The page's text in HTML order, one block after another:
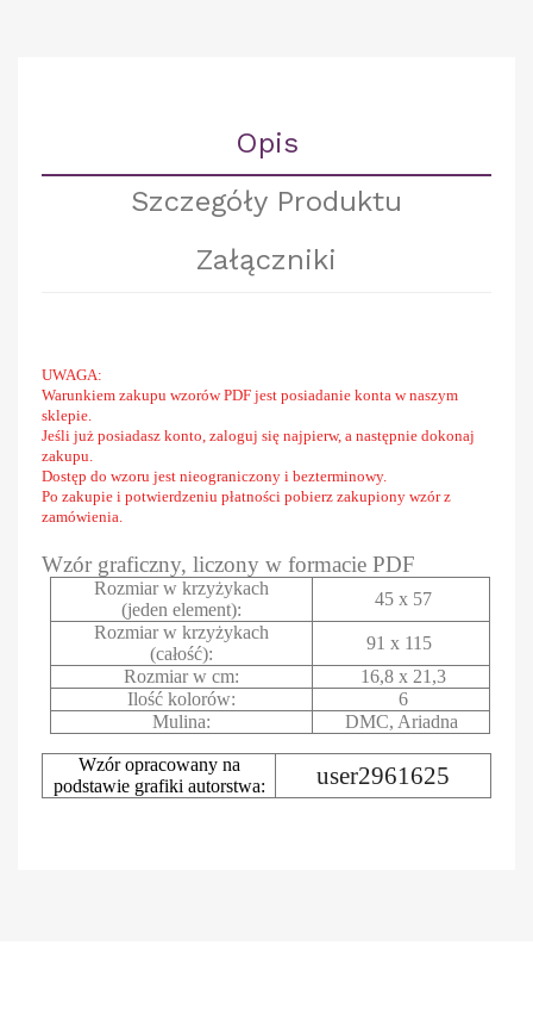
Opis
Szczegóły Produktu
Załączniki
UWAGA:
Warunkiem zakupu wzorów PDF jest posiadanie konta w naszym
sklepie.
Jeśli już posiadasz konto, zaloguj się najpierw, a następnie dokonaj
zakupu.
Dostęp do wzoru jest nieograniczony i bezterminowy.
Po zakupie i potwierdzeniu płatności pobierz zakupiony wzór z
zamówienia.
Wzór graficzny, liczony w formacie PDF
Rozmiar w krzyżykach
(jeden element):
45 x 57
Rozmiar w krzyżykach
(całość):
91 x 115
Rozmiar w cm:
16,8 x 21,3
Ilość kolorów:
6
Mulina:
DMC, Ariadna
Wzór opracowany na
podstawie grafiki autorstwa:
user2961625